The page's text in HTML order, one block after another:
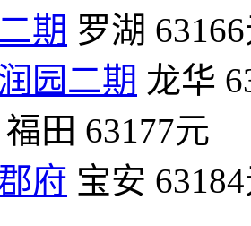
期 罗湖
园二期 龙华
福田 63177元
府 宝安